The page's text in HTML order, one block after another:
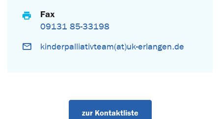
Fax
09131 85-33198
kinderpalliativteam(at)uk-erlangen.de
zur Kontaktliste